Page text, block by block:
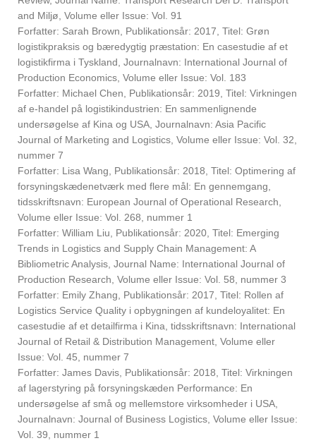
and Miljø, Volume eller Issue: Vol. 91
Forfatter: Sarah Brown, Publikationsår: 2017, Titel: Grøn
logistikpraksis og bæredygtig præstation: En casestudie af et
logistikfirma i Tyskland, Journalnavn: International Journal of
Production Economics, Volume eller Issue: Vol. 183
Forfatter: Michael Chen, Publikationsår: 2019, Titel: Virkningen
af e-handel på logistikindustrien: En sammenlignende
undersøgelse af Kina og USA, Journalnavn: Asia Pacific
Journal of Marketing and Logistics, Volume eller Issue: Vol. 32,
nummer 7
Forfatter: Lisa Wang, Publikationsår: 2018, Titel: Optimering af
forsyningskædenetværk med flere mål: En gennemgang,
tidsskriftsnavn: European Journal of Operational Research,
Volume eller Issue: Vol. 268, nummer 1
Forfatter: William Liu, Publikationsår: 2020, Titel: Emerging
Trends in Logistics and Supply Chain Management: A
Bibliometric Analysis, Journal Name: International Journal of
Production Research, Volume eller Issue: Vol. 58, nummer 3
Forfatter: Emily Zhang, Publikationsår: 2017, Titel: Rollen af
Logistics Service Quality i opbygningen af kundeloyalitet: En
casestudie af et detailfirma i Kina, tidsskriftsnavn: International
Journal of Retail & Distribution Management, Volume eller
Issue: Vol. 45, nummer 7
Forfatter: James Davis, Publikationsår: 2018, Titel: Virkningen
af lagerstyring på forsyningskæden Performance: En
undersøgelse af små og mellemstore virksomheder i USA,
Journalnavn: Journal of Business Logistics, Volume eller Issue:
Vol. 39, nummer 1